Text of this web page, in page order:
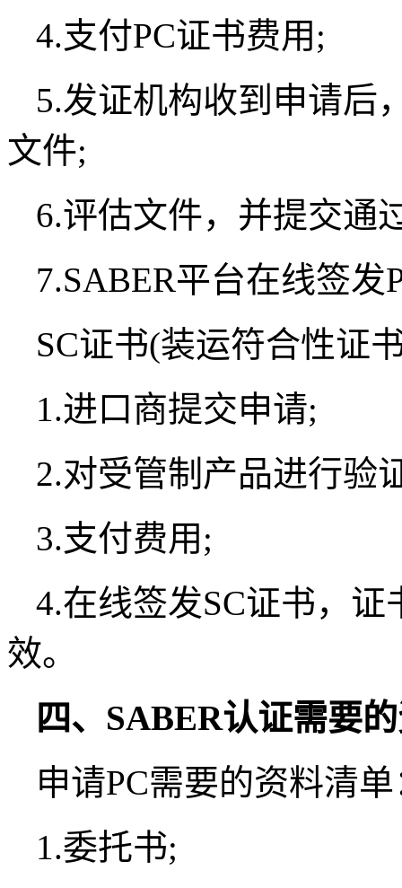
4.支付PC证书费用;
5.发证机构收到申请后
文件;
6.评估文件，并提交通
7.SABER平台在线签
SC证书(装运符合性证
1.进口商提交申请;
2.对受管制产品进行验
3.支付费用;
4.在线签发SC证书，
效。
四、SABER认证需要
申请PC需要的资料清
1.委托书;